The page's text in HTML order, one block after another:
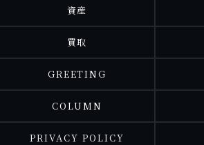
資産
買取
GREETING
COLUMN
PRIVACY POLICY